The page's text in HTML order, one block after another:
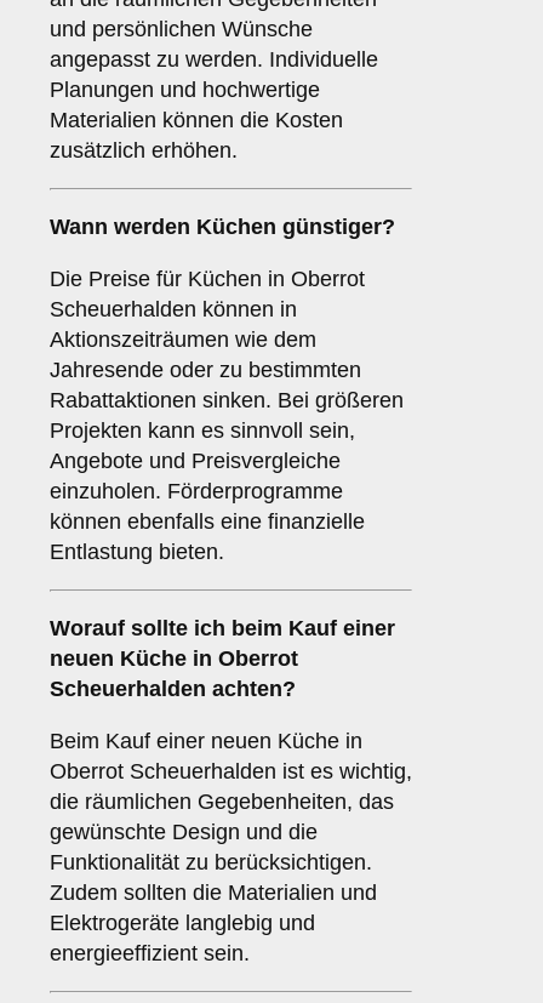
und persönlichen Wünsche
angepasst zu werden. Individuelle
Planungen und hochwertige
Materialien können die Kosten
zusätzlich erhöhen.
Wann werden Küchen günstiger?
Die Preise für Küchen in Oberrot
Scheuerhalden können in
Aktionszeiträumen wie dem
Jahresende oder zu bestimmten
Rabattaktionen sinken. Bei größeren
Projekten kann es sinnvoll sein,
Angebote und Preisvergleiche
einzuholen. Förderprogramme
können ebenfalls eine finanzielle
Entlastung bieten.
Worauf sollte ich beim Kauf einer
neuen Küche in Oberrot
Scheuerhalden achten?
Beim Kauf einer neuen Küche in
Oberrot Scheuerhalden ist es wichtig,
die räumlichen Gegebenheiten, das
gewünschte Design und die
Funktionalität zu berücksichtigen.
Zudem sollten die Materialien und
Elektrogeräte langlebig und
energieeffizient sein.